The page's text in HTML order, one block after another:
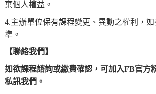
棄個人權益。
4.主辦單位保有課程變更、異動之權利，
準。
【聯絡我們】
如欲課程諮詢或繳費確認， 可加入FB官方
私訊我們。